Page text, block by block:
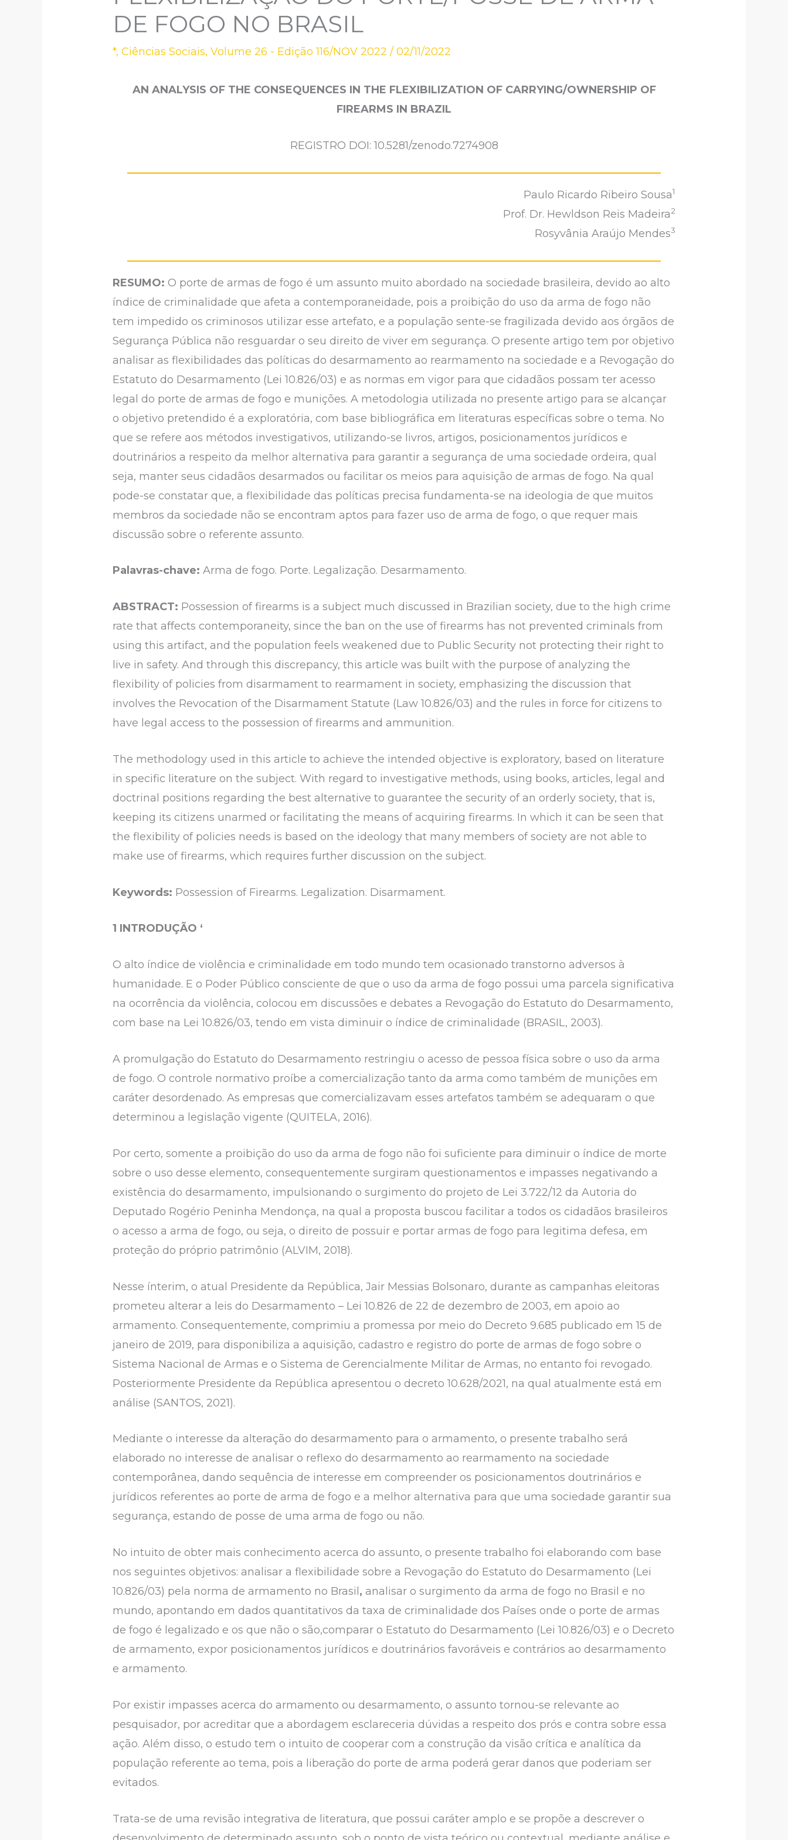
DE FOGO NO BRASIL
*,Ciências Sociais,Volume 26 - Edição 116/NOV 2022 /02/11/2022
AN ANALYSIS OF THE CONSEQUENCES IN THE FLEXIBILIZATION OF CARRYING/OWNERSHIP OF
FIREARMS IN BRAZIL
REGISTRO DOI: 10.5281/zenodo.7274908
Paulo Ricardo Ribeiro Sousa1
Prof. Dr. Hewldson Reis Madeira2
Rosyvânia Araújo Mendes3
RESUMO: O porte de armas de fogo é um assunto muito abordado na sociedade brasileira, devido ao alto
índice de criminalidade que afeta a contemporaneidade, pois a proibição do uso da arma de fogo não
tem impedido os criminosos utilizar esse artefato, e a população sente-se fragilizada devido aos órgãos de
Segurança Pública não resguardar o seu direito de viver em segurança. O presente artigo tem por objetivo
analisar as flexibilidades das políticas do desarmamento ao rearmamento na sociedade e a Revogação do
Estatuto do Desarmamento (Lei 10.826/03) e as normas em vigor para que cidadãos possam ter acesso
legal do porte de armas de fogo e munições. A metodologia utilizada no presente artigo para se alcançar
o objetivo pretendido é a exploratória, com base bibliográfica em literaturas específicas sobre o tema. No
que se refere aos métodos investigativos, utilizando-se livros, artigos, posicionamentos jurídicos e
doutrinários a respeito da melhor alternativa para garantir a segurança de uma sociedade ordeira, qual
seja, manter seus cidadãos desarmados ou facilitar os meios para aquisição de armas de fogo. Na qual
pode-se constatar que, a flexibilidade das políticas precisa fundamenta-se na ideologia de que muitos
membros da sociedade não se encontram aptos para fazer uso de arma de fogo, o que requer mais
discussão sobre o referente assunto.
Palavras-chave: Arma de fogo. Porte. Legalização. Desarmamento.
ABSTRACT: Possession of firearms is a subject much discussed in Brazilian society, due to the high crime
rate that affects contemporaneity, since the ban on the use of firearms has not prevented criminals from
using this artifact, and the population feels weakened due to Public Security not protecting their right to
live in safety. And through this discrepancy, this article was built with the purpose of analyzing the
flexibility of policies from disarmament to rearmament in society, emphasizing the discussion that
involves the Revocation of the Disarmament Statute (Law 10.826/03) and the rules in force for citizens to
have legal access to the possession of firearms and ammunition.
The methodology used in this article to achieve the intended objective is exploratory, based on literature
in specific literature on the subject. With regard to investigative methods, using books, articles, legal and
doctrinal positions regarding the best alternative to guarantee the security of an orderly society, that is,
keeping its citizens unarmed or facilitating the means of acquiring firearms. In which it can be seen that
the flexibility of policies needs is based on the ideology that many members of society are not able to
make use of firearms, which requires further discussion on the subject.
Keywords: Possession of Firearms. Legalization. Disarmament.
1 INTRODUÇÃO ‘
O alto índice de violência e criminalidade em todo mundo tem ocasionado transtorno adversos à
humanidade. E o Poder Público consciente de que o uso da arma de fogo possui uma parcela significativa
na ocorrência da violência, colocou em discussões e debates a Revogação do Estatuto do Desarmamento,
com base na Lei 10.826/03, tendo em vista diminuir o índice de criminalidade (BRASIL, 2003).
A promulgação do Estatuto do Desarmamento restringiu o acesso de pessoa física sobre o uso da arma
de fogo. O controle normativo proíbe a comercialização tanto da arma como também de munições em
caráter desordenado. As empresas que comercializavam esses artefatos também se adequaram o que
determinou a legislação vigente (QUITELA, 2016).
Por certo, somente a proibição do uso da arma de fogo não foi suficiente para diminuir o índice de morte
sobre o uso desse elemento, consequentemente surgiram questionamentos e impasses negativando a
existência do desarmamento, impulsionando o surgimento do projeto de Lei 3.722/12 da Autoria do
Deputado Rogério Peninha Mendonça, na qual a proposta buscou facilitar a todos os cidadãos brasileiros
o acesso a arma de fogo, ou seja, o direito de possuir e portar armas de fogo para legitima defesa, em
proteção do próprio patrimônio (ALVIM, 2018).
Nesse ínterim, o atual Presidente da República, Jair Messias Bolsonaro, durante as campanhas eleitoras
prometeu alterar a leis do Desarmamento – Lei 10.826 de 22 de dezembro de 2003, em apoio ao
armamento. Consequentemente, comprimiu a promessa por meio do Decreto 9.685 publicado em 15 de
janeiro de 2019, para disponibiliza a aquisição, cadastro e registro do porte de armas de fogo sobre o
Sistema Nacional de Armas e o Sistema de Gerencialmente Militar de Armas, no entanto foi revogado.
Posteriormente Presidente da República apresentou o decreto 10.628/2021, na qual atualmente está em
análise (SANTOS, 2021).
Mediante o interesse da alteração do desarmamento para o armamento, o presente trabalho será
elaborado no interesse de analisar o reflexo do desarmamento ao rearmamento na sociedade
contemporânea, dando sequência de interesse em compreender os posicionamentos doutrinários e
jurídicos referentes ao porte de arma de fogo e a melhor alternativa para que uma sociedade garantir sua
segurança, estando de posse de uma arma de fogo ou não.
No intuito de obter mais conhecimento acerca do assunto, o presente trabalho foi elaborando com base
nos seguintes objetivos: analisar a flexibilidade sobre a Revogação do Estatuto do Desarmamento (Lei
10.826/03) pela norma de armamento no Brasil , analisar o surgimento da arma de fogo no Brasil e no
mundo, apontando em dados quantitativos da taxa de criminalidade dos Países onde o porte de armas
de fogo é legalizado e os que não o são,comparar o Estatuto do Desarmamento (Lei 10.826/03) e o Decreto
de armamento, expor posicionamentos jurídicos e doutrinários favoráveis e contrários ao desarmamento
e armamento.
Por existir impasses acerca do armamento ou desarmamento, o assunto tornou-se relevante ao
pesquisador, por acreditar que a abordagem esclareceria dúvidas a respeito dos prós e contra sobre essa
ação. Além disso, o estudo tem o intuito de cooperar com a construção da visão crítica e analítica da
população referente ao tema, pois a liberação do porte de arma poderá gerar danos que poderiam ser
evitados.
Trata-se de uma revisão integrativa de literatura, que possui caráter amplo e se propõe a descrever o